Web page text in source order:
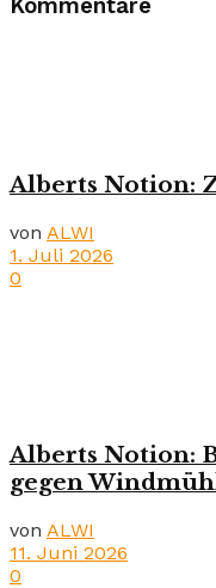
Kommentare
Alberts Notion:
von ALWI
1. Juli 2026
0
Alberts Notion:
gegen
von ALWI
11. Juni 2026
0